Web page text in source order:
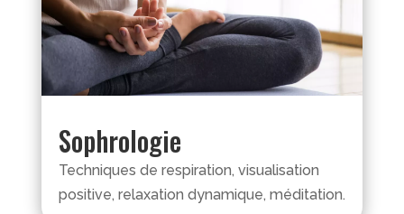
Sophrologie
Techniques de respiration, visualisation
positive, relaxation dynamique, méditation.